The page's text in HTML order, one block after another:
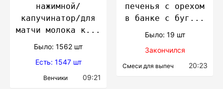
нажимной/
капучинатор/для
матчи молока к...
Было: 1562 шт
Есть: 1547 шт
Венчики 09:21
печенья с орехом
в банке с буг...
Было: 19 шт
Закончился
Смеси для выпеч 20:23